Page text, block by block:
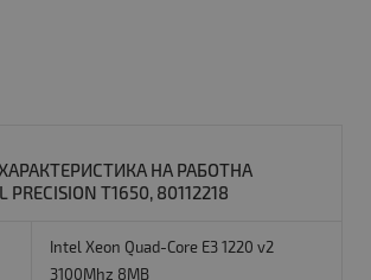
НА РАБОТНА
T1650, 80112218
Intel Xeon Quad-Core E3 1220 v2
3100Mhz 8MB